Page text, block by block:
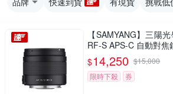
【SAMYANG】三陽
RF-S APS-C 自動對焦
$14,250 $15,000
限時下殺
券